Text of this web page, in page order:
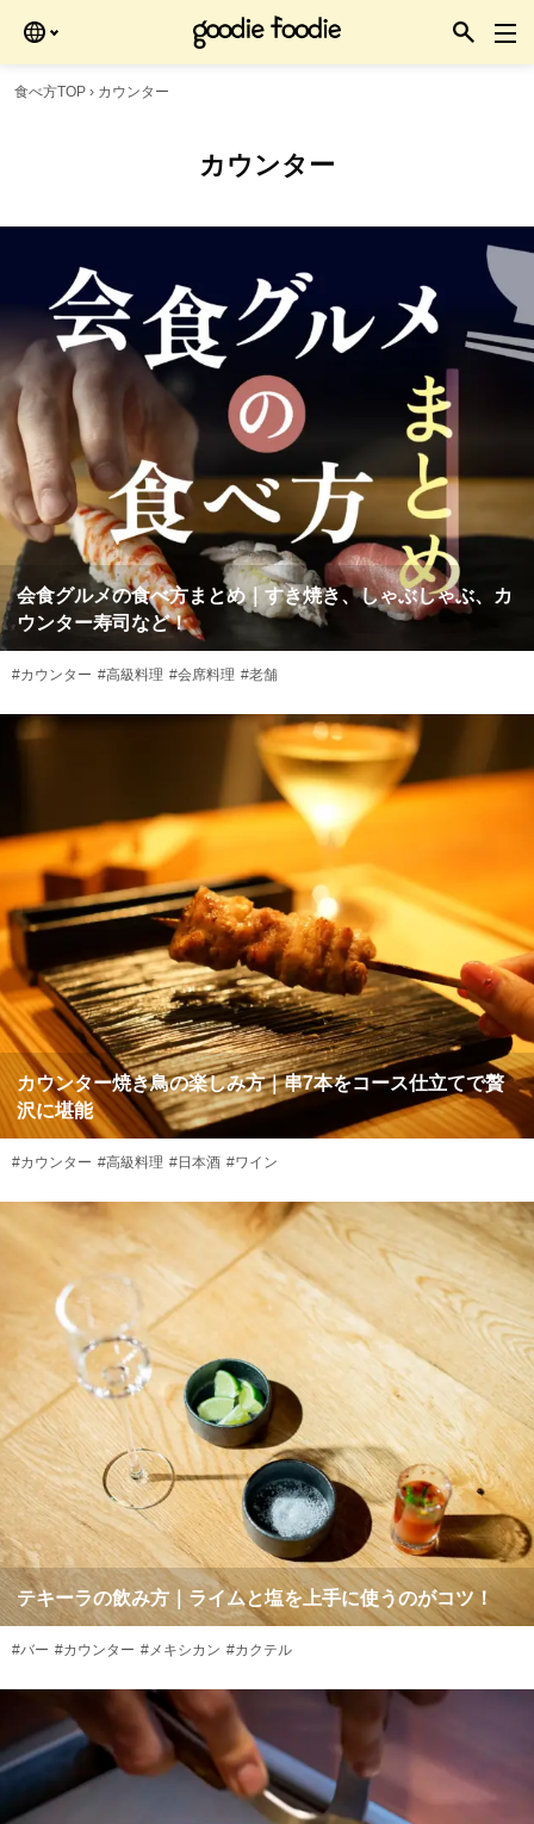
食べ方TOP › カウンター
カウンター
会食グルメの食べ方まとめ｜すき焼き、しゃぶしゃぶ、カ
ウンター寿司など！
#カウンター #高級料理 #会席料理 #老舗
カウンター焼き鳥の楽しみ方｜串7本をコース仕立てで贅
沢に堪能
#カウンター #高級料理 #日本酒 #ワイン
テキーラの飲み方｜ライムと塩を上手に使うのがコツ！
#バー #カウンター #メキシカン #カクテル